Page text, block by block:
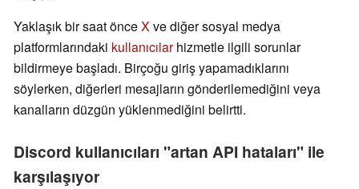
Yaklaşık bir saat önceXve diğer sosyal medya
platformlarındaki kullanıcılarhizmetle ilgili sorunlar
bildirmeye başladı. Birçoğu giriş yapamadıklarını
söylerken, diğerleri mesajların gönderilemediğini veya
kanalların düzgün yüklenmediğini belirtti.
Discord kullanıcıları "artan API hataları" ile
karşılaşıyor